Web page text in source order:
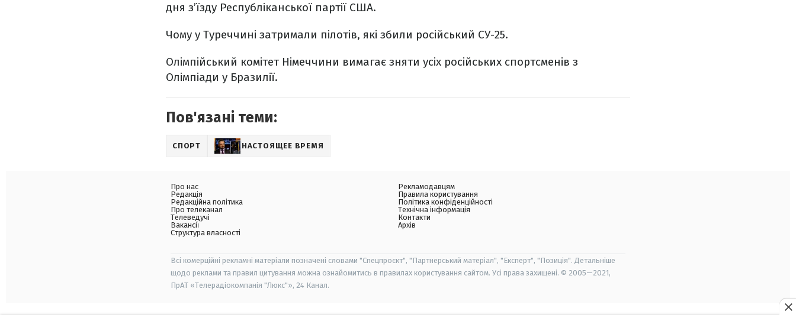
дня з’їзду Республіканської партії США.
Чому у Туреччині затримали пілотів, які збили російський СУ-25.
Олімпійський комітет Німеччини вимагає зняти усіх російських спортсменів з
Олімпіади у Бразилії.
Пов'язані теми:
СПОРТ НАСТОЯЩЕЕ ВРЕМЯ
Про нас
Редакція
Редакційна політика
Про телеканал
Телеведучі
Вакансії
Структура власності
Рекламодавцям
Правила користування
Політика конфіденційності
Технічна інформація
Контакти
Архів
Всі комерційні рекламні матеріали позначені словами "Спецпроєкт", "Партнерський матеріал", "Експерт", "Позиція". Детальніше
щодо реклами та правил цитування можна ознайомитись в правилах користування сайтом. Усі права захищені. © 2005—2021,
ПрАТ «Телерадіокомпанія "Люкс"», 24 Канал.